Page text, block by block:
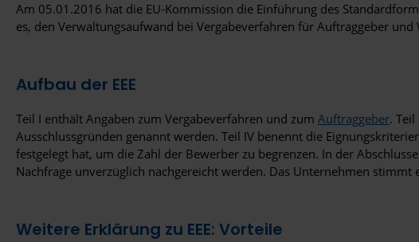
Am 05.01.2016 hat die EU-Kommission die Einführung des
es, den Verwaltungsaufwand bei Vergabeverfahren für Auftraggeber
Aufbau der EEE
Teil I enthält Angaben zum Vergabeverfahren und zum Auftraggeber.
Ausschlussgründen genannt werden. Teil IV benennt die
festgelegt hat, um die Zahl der Bewerber zu begrenzen. In der
Nachfrage unverzüglich nachgereicht werden. Das Unternehmen
Weitere Erklärung zu EEE: Vorteile